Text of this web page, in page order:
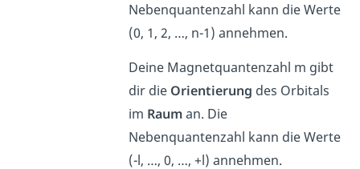
Nebenquantenzahl kann die Werte
(0, 1, 2, …, n-1) annehmen.
Deine Magnetquantenzahl m gibt
dir die Orientierung des Orbitals
im Rauman. Die
Nebenquantenzahl kann die Werte
(-l, …, 0, …, +l) annehmen.